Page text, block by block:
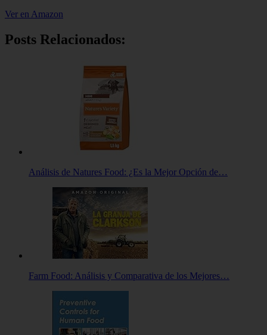
Ver en Amazon
Posts Relacionados:
Análisis de Natures Food: ¿Es la Mejor Opción de…
Farm Food: Análisis y Comparativa de los Mejores…